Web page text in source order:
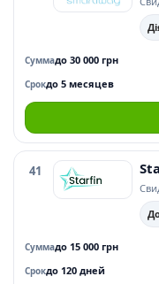
Суммадо 30 000 грн
Срокдо 5 месяцев
41
Суммадо 15 000 грн
Срокдо 120 дней